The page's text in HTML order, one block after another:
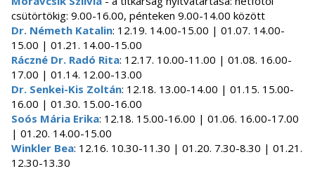
csütörtökig: 9.00-16.00, pénteken 9.00-14.00 között
Dr. Németh Katalin: 12.19. 14.00-15.00 | 01.07. 14.00-
15.00 | 01.21. 14.00-15.00
Ráczné Dr. Radó Rita: 12.17. 10.00-11.00 | 01.08. 16.00-
17.00 | 01.14. 12.00-13.00
Dr. Senkei-Kis Zoltán: 12.18. 13.00-14.00 | 01.15. 15.00-
16.00 | 01.30. 15.00-16.00
Soós Mária Erika: 12.18. 15.00-16.00 | 01.06. 16.00-17.00
| 01.20. 14.00-15.00
Winkler Bea: 12.16. 10.30-11.30 | 01.20. 7.30-8.30 | 01.21.
12.30-13.30